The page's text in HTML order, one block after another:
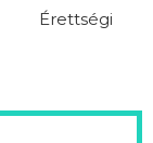
Érettségi